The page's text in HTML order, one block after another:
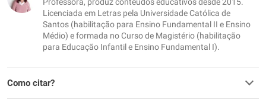
OutroLicenciada em Letras pela Universidade Católica de
Santos (habilitação para Ensino Fundamental II e Ensino
Médio) e formada no Curso de Magistério (habilitação
para Educação Infantil e Ensino Fundamental I).
Como citar?